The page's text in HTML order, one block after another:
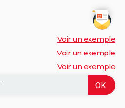
Voir un exemple
Voir un exemple
Voir un exemple